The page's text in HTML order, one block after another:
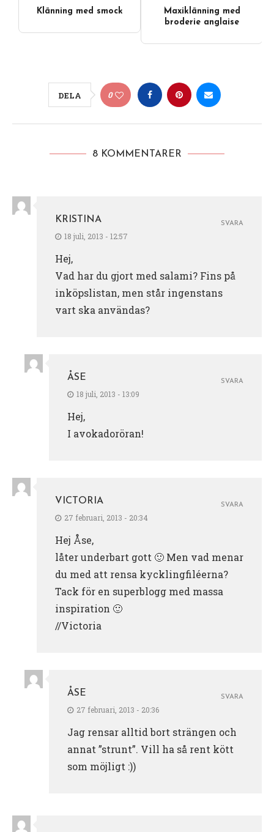
Klänning med smock
Maxiklänning med
broderie anglaise
DELA 0
8 KOMMENTARER
KRISTINA
18 juli, 2013 - 12:57
Hej,
Vad har du gjort med salami? Fins på
inköpslistan, men står ingenstans
vart ska användas?
SVARA
ÅSE
18 juli, 2013 - 13:09
Hej,
I avokadoröran!
SVARA
VICTORIA
27 februari, 2013 - 20:34
Hej Åse,
låter underbart gott 🙂 Men vad menar
du med att rensa kycklingfiléerna?
Tack för en superblogg med massa
inspiration 🙂
//Victoria
SVARA
ÅSE
27 februari, 2013 - 20:36
Jag rensar alltid bort strängen och
annat ”strunt”. Vill ha så rent kött
som möjligt :))
SVARA